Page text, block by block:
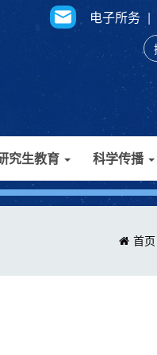
电子所务 |
究生教育 科学传播
首页